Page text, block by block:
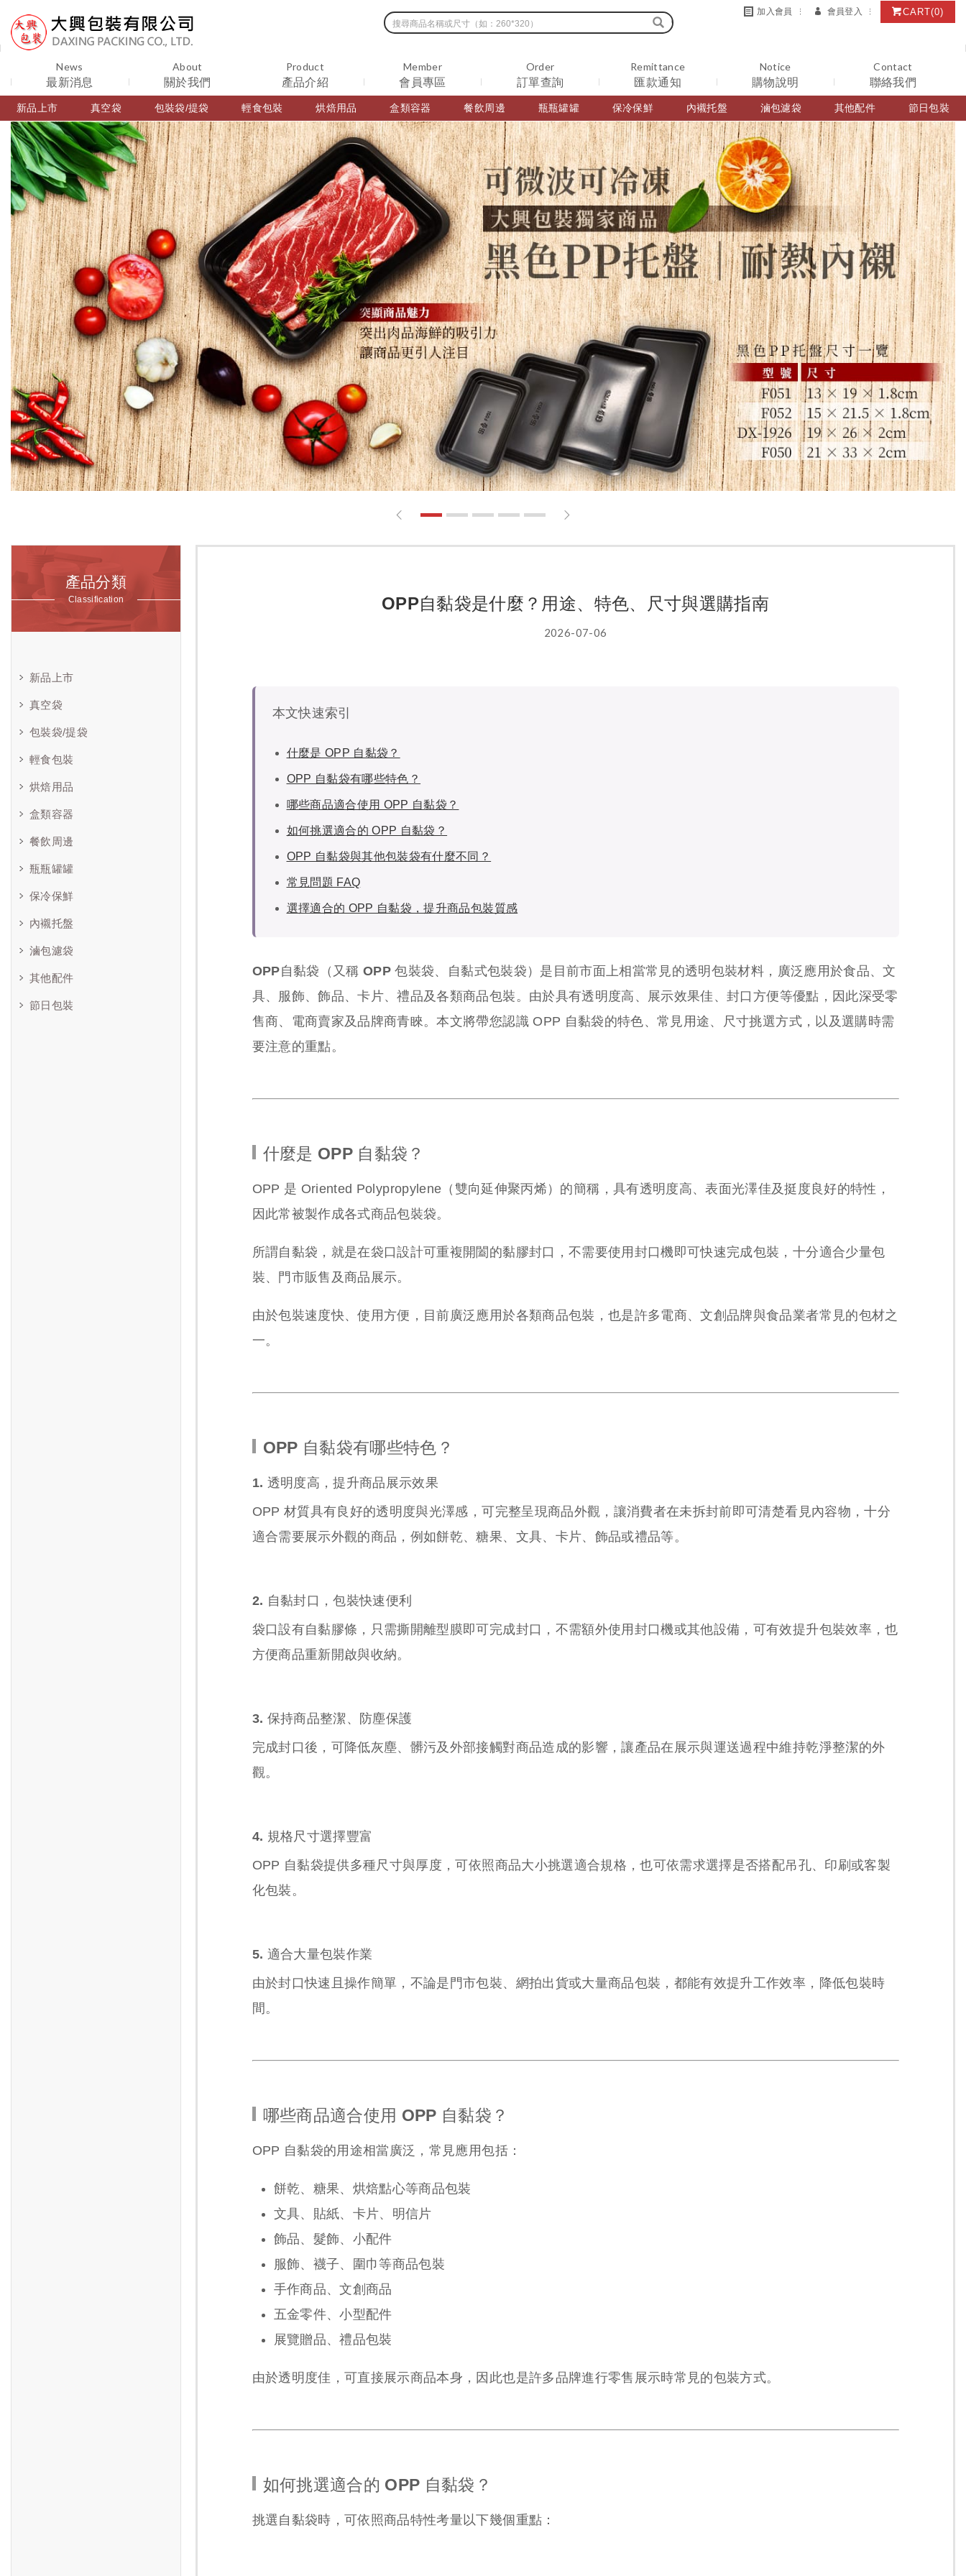
加入會員 會員登入 CART(0)
News
最新消息
About
關於我們
Product
產品介紹
新品上市 真空袋 包裝袋/提袋 輕食包裝 烘焙用品 盒類容器 餐飲周邊 瓶瓶罐罐 保冷保鮮 內襯托盤 滷包濾袋 其他配件 節日包裝
Member
會員專區
Order
訂單查詢
Remittance
匯款通知
Notice
購物說明
Contact
聯絡我們
1 2 3 4 5
產品分類
Classification
新品上市
真空袋
包裝袋/提袋
輕食包裝
烘焙用品
盒類容器
餐飲周邊
瓶瓶罐罐
保冷保鮮
內襯托盤
滷包濾袋
其他配件
節日包裝
OPP自黏袋是什麼？用途、特色、尺寸與選購指南
2026-07-06
本文快速索引
什麼是 OPP 自黏袋？
OPP 自黏袋有哪些特色？
哪些商品適合使用 OPP 自黏袋？
如何挑選適合的 OPP 自黏袋？
OPP 自黏袋與其他包裝袋有什麼不同？
常見問題 FAQ
選擇適合的 OPP 自黏袋，提升商品包裝質感
OPP自黏袋（又稱 OPP 包裝袋、自黏式包裝袋）是目前市面上相當常見的透明包裝材料，廣泛應用於食品、文
具、服飾、飾品、卡片、禮品及各類商品包裝。 由於具有透明度高、展示效果佳、封口方便等優點，因此深受零
售商、電商賣家及品牌商青睞。本文將帶您認識 OPP 自黏袋的特色、常見用途、尺寸挑選方式，以及選購時需
要注意的重點。
什麼是 OPP 自黏袋？
OPP 是 Oriented Polypropylene（雙向延伸聚丙烯）的簡稱，具有透明度高、表面光澤佳及挺度良好的特性，
因此常被製作成各式商品包裝袋。
所謂自黏袋，就是在袋口設計可重複開闔的黏膠封口，不需要使用封口機即可快速完成包裝，十分適合少量包
裝、門市販售及商品展示。
由於包裝速度快、使用方便，目前廣泛應用於各類商品包裝，也是許多電商、文創品牌與食品業者常見的包材之
一。
OPP 自黏袋有哪些特色？
1. 透明度高，提升商品展示效果
OPP 材質具有良好的透明度與光澤感，可完整呈現商品外觀，讓消費者在未拆封前即可清楚看見內容物，十分
適合需要展示外觀的商品，例如餅乾、糖果、文具、卡片、飾品或禮品等。
2. 自黏封口，包裝快速便利
袋口設有自黏膠條，只需撕開離型膜即可完成封口，不需額外使用封口機或其他設備，可有效提升包裝效率，也
方便商品重新開啟與收納。
3. 保持商品整潔、防塵保護
完成封口後，可降低灰塵、髒污及外部接觸對商品造成的影響，讓產品在展示與運送過程中維持乾淨整潔的外
觀。
4. 規格尺寸選擇豐富
OPP 自黏袋提供多種尺寸與厚度，可依照商品大小挑選適合規格，也可依需求選擇是否搭配吊孔、印刷或客製
化包裝。
5. 適合大量包裝作業
由於封口快速且操作簡單，不論是門市包裝、網拍出貨或大量商品包裝，都能有效提升工作效率，降低包裝時
間。
哪些商品適合使用 OPP 自黏袋？
OPP 自黏袋的用途相當廣泛，常見應用包括：
餅乾、糖果、烘焙點心等商品包裝
文具、貼紙、卡片、明信片
飾品、髮飾、小配件
服飾、襪子、圍巾等商品包裝
手作商品、文創商品
五金零件、小型配件
展覽贈品、禮品包裝
由於透明度佳，可直接展示商品本身，因此也是許多品牌進行零售展示時常見的包裝方式。
如何挑選適合的 OPP 自黏袋？
挑選自黏袋時，可依照商品特性考量以下幾個重點：